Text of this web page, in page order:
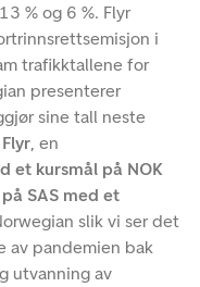
% og 6 %. Flyr
i
trafikktallene for
presenterer
sine tall neste
, en
et kursmål på NOK
SAS med et
slik vi ser det
av pandemien bak
utvanning av